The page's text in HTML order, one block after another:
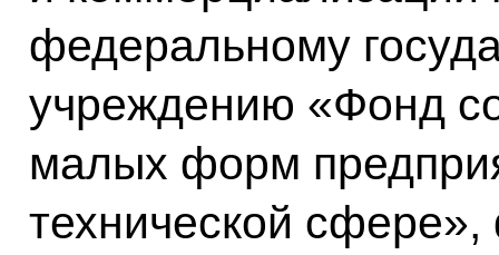
федеральному
учреждению «Фонд
малых форм
технической